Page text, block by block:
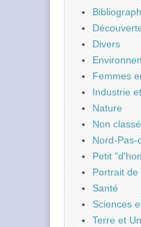
Divers
Femmes
Industrie
Nature
Non classé
Nord-Pas-
Petit
Portrait
Santé
Sciences
Terre et